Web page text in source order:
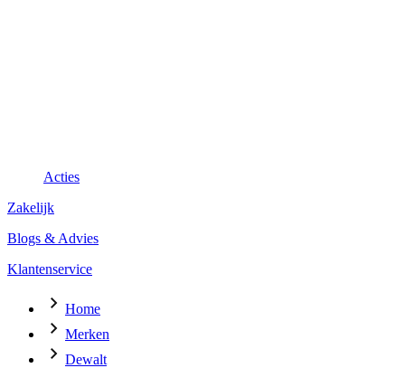
Acties
Zakelijk
Blogs & Advies
Klantenservice
Home
Merken
Dewalt